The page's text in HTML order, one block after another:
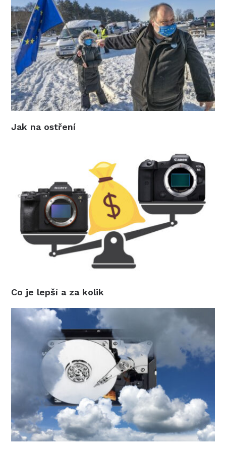
Jak na ostření
Co je lepší a za kolik